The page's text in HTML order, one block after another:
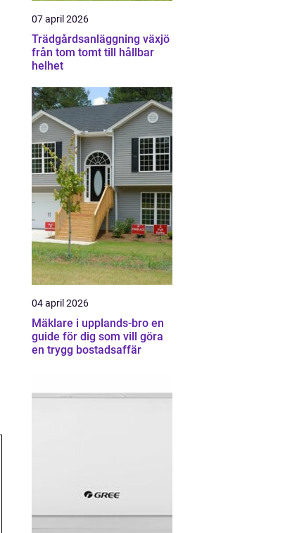
07 april 2026
Trädgårdsanläggning växjö
från tom tomt till hållbar
helhet
04 april 2026
Mäklare i upplands-bro en
guide för dig som vill göra
en trygg bostadsaffär